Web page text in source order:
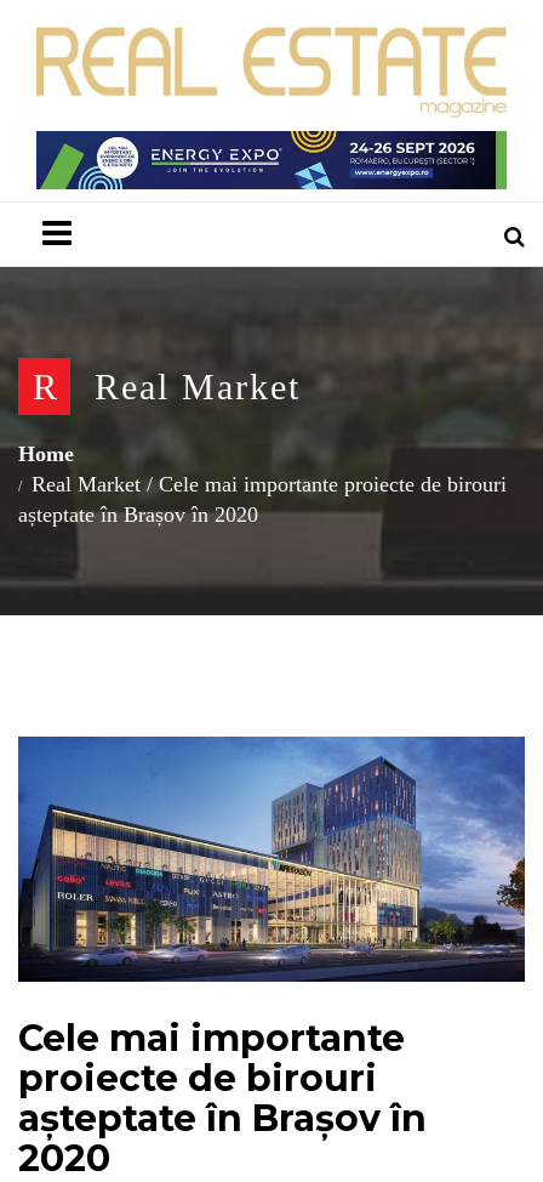
R Real Market
Home
Real Market / Cele mai importante proiecte de birouri
așteptate în Brașov în 2020
Cele mai importante
proiecte de birouri
așteptate în Brașov în
2020